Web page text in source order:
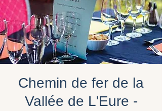
Chemin de fer de la
Vallée de L'Eure -